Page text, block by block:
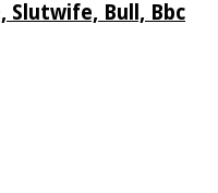
Slutwife, Bull, Bbc